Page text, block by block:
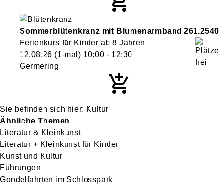
Sommerblütenkranz mit Blumenarmband 261.2540
Ferienkurs für Kinder ab 8 Jahren
12.08.26 (1-mal) 10:00 - 12:30
Germering
Kultur
Ähnliche Themen
Literatur & Kleinkunst
Literatur + Kleinkunst für Kinder
Kunst und Kultur
Führungen
Gondelfahrten im Schlosspark